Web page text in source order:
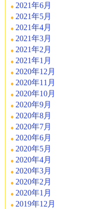
2021年6月
2021年5月
2021年4月
2021年3月
2021年2月
2021年1月
2020年12月
2020年11月
2020年10月
2020年9月
2020年8月
2020年7月
2020年6月
2020年5月
2020年4月
2020年3月
2020年2月
2020年1月
2019年12月